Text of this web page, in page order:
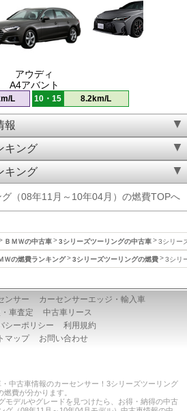
アウディ
A4アバント
L 10・15 8.2km/L
報
キング
キング
（08年11月～10年04月）の燃費TOPへ
ＢＭＷの中古車 3シリーズツーリングの中古車 3シリー
Ｗの燃費ランキング 3シリーズツーリングの燃費 3シリ
ンサー
カーセンサーエッジ・輸入車
車査定
中古車リース
シーポリシー
利用規約
マップ
お問い合わせ
中古車情報のカーセンサー！3シリーズツーリング
燃費が分かります。
モデルやグレードを見つけたら、お得・納得の中古